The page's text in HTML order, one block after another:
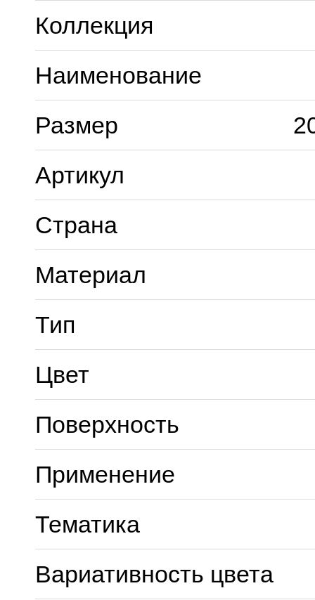
Коллекция
Наименование
Размер
Артикул
Страна
Материал
Тип
Цвет
Поверхность
Применение
Тематика
Вариативность цвета